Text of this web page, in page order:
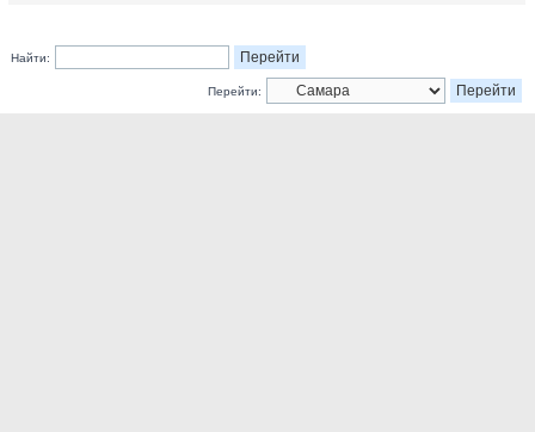
Найти:
Перейти: